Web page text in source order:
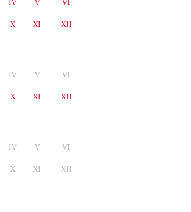
IV V VI
X XI XII
IV V VI
X XI XII
IV V VI
X XI XII